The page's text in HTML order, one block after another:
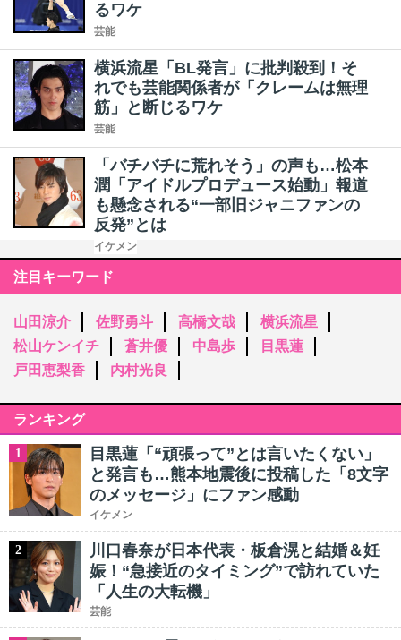
るワケ
芸能
横浜流星「BL発言」に批判殺到！そ
れでも芸能関係者が「クレームは無理
筋」と断じるワケ
芸能
「バチバチに荒れそう」の声も…松本
潤「アイドルプロデュース始動」報道
も懸念される“一部旧ジャニファンの
反発”とは
イケメン
注目キーワード
山田涼介 佐野勇斗 高橋文哉
横浜流星
松山ケンイチ
蒼井優 中島歩
目黒蓮
戸田恵梨香
内村光良
ランキング
1
目黒蓮「“頑張って”とは言いたくない」
と発言も…熊本地震後に投稿した「8文字
のメッセージ」にファン感動
イケメン
2
川口春奈が日本代表・板倉滉と結婚＆妊
娠！“急接近のタイミング”で訪れていた
「人生の大転機」
芸能